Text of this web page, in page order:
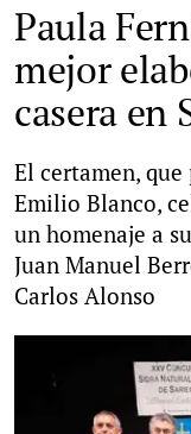
Paula
mejor
casera en
El certamen,
Emilio Blanco,
un homenaje a
Juan Manuel
Carlos Alonso